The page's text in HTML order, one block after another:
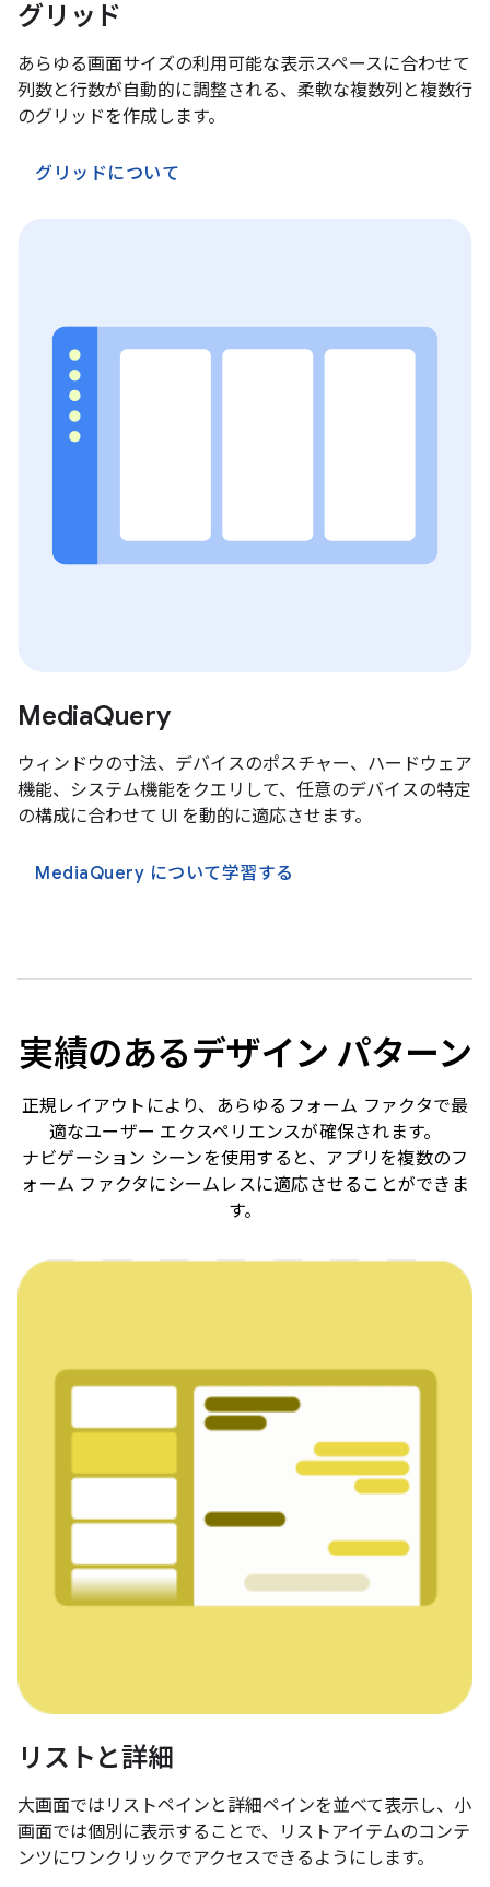
グリッド
あらゆる画面サイズの利用可能な表示スペースに合わせて
列数と行数が自動的に調整される、柔軟な複数列と複数行
のグリッドを作成します。
グリッドについて
MediaQuery
ウィンドウの寸法、デバイスのポスチャー、ハードウェア
機能、システム機能をクエリして、任意のデバイスの特定
の構成に合わせて UI を動的に適応させます。
MediaQuery について学習する
実績のあるデザイン パターン
正規レイアウトにより、あらゆるフォーム ファクタで最
適なユーザー エクスペリエンスが確保されます。
ナビゲーション シーンを使用すると、アプリを複数のフ
ォーム ファクタにシームレスに適応させることができま
す。
リストと詳細
大画面ではリストペインと詳細ペインを並べて表示し、小
画面では個別に表示することで、リストアイテムのコンテ
ンツにワンクリックでアクセスできるようにします。